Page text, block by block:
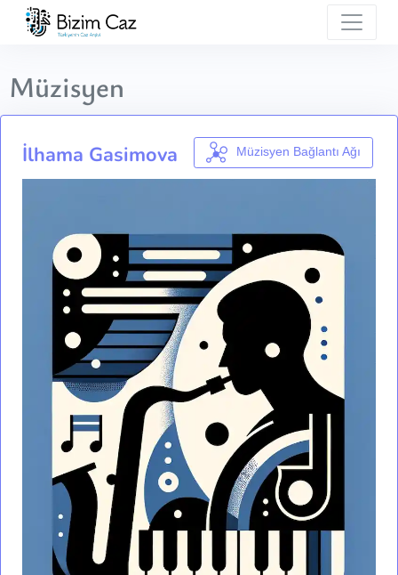
Müzisyen
İlhama Gasimova Müzisyen Bağlantı Ağı